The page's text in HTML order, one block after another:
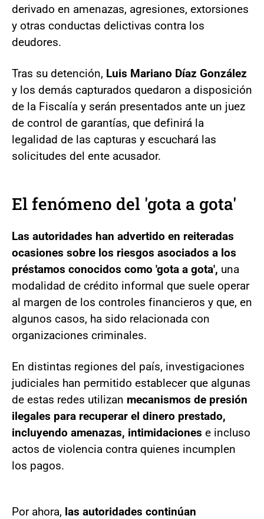
derivado en amenazas, agresiones, extorsiones
y otras conductas delictivas contra los
deudores.
Tras su detención, Luis Mariano Díaz González
y los demás capturados quedaron a disposición
de la Fiscalía y serán presentados ante un juez
de control de garantías, que definirá la
legalidad de las capturas y escuchará las
solicitudes del ente acusador.
El fenómeno del 'gota a gota'
Las autoridades han advertido en reiteradas
ocasiones sobre los riesgos asociados a los
préstamos conocidos como 'gota a gota', una
modalidad de crédito informal que suele operar
al margen de los controles financieros y que, en
algunos casos, ha sido relacionada con
organizaciones criminales.
En distintas regiones del país, investigaciones
judiciales han permitido establecer que algunas
de estas redes utilizan mecanismos de presión
ilegales para recuperar el dinero prestado,
incluyendo amenazas, intimidaciones e incluso
actos de violencia contra quienes incumplen
los pagos.
Por ahora, las autoridades continúan